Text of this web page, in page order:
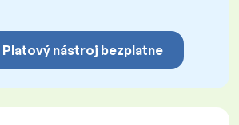
nástroj bezplatne